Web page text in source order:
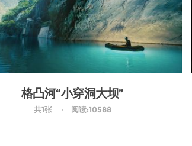
格凸河“小穿洞大坝”
共1张 阅读:10588